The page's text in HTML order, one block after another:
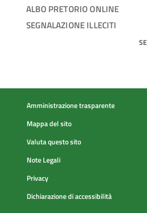
ALBO PRETORIO ONLINE
SEGNALAZIONE ILLECITI
Amministrazione trasparente
Mappa del sito
Valuta questo sito
Note Legali
Privacy
Dichiarazione di accessibilità